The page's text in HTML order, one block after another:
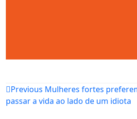
Navegação
de
Previous Mulheres fortes
passar a vida ao lado de um idiota